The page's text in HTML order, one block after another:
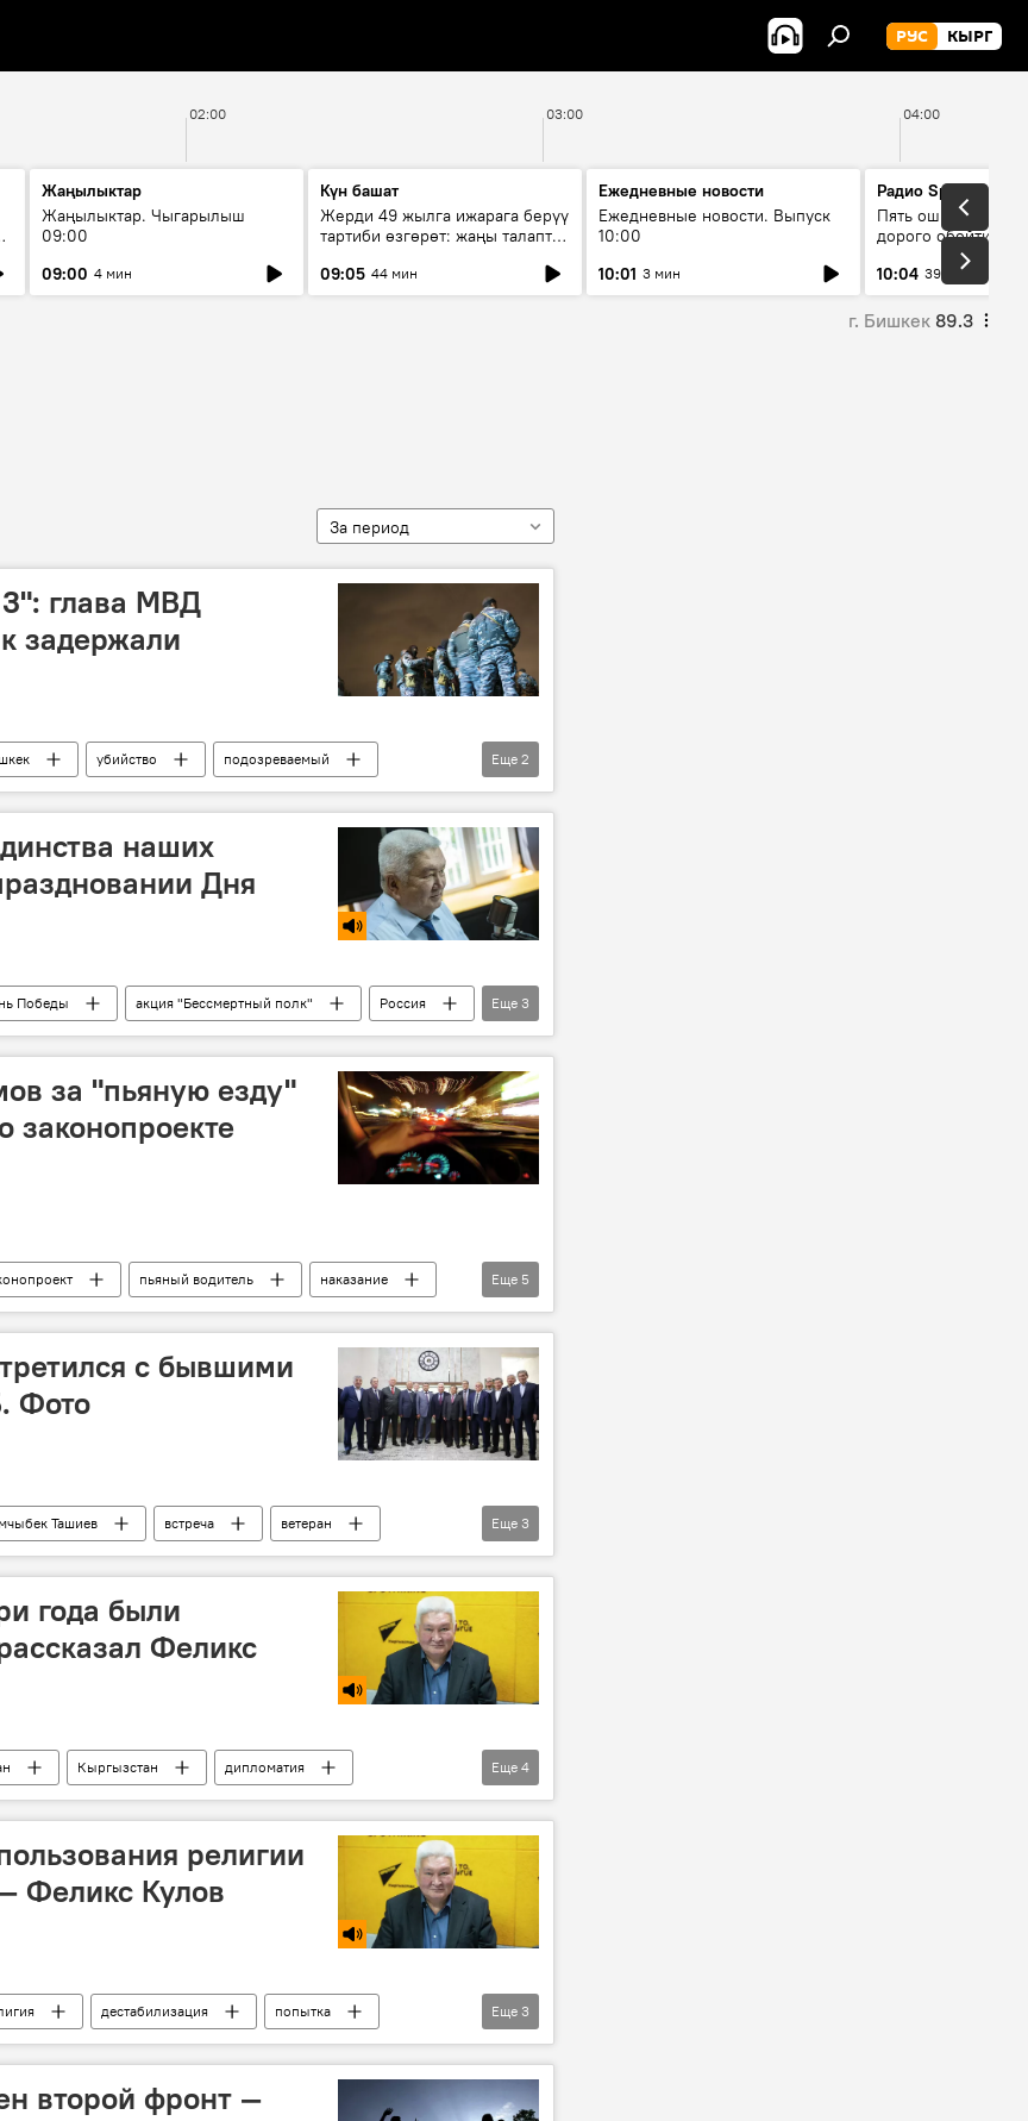
РУС КЫРГ
02:00 03:00 04:00
Жаңылыктар
Жаңылыктар. Чыгарылыш
09:00
09:00 4 мин
Күн башат
Жерди 49 жылга ижарага берүү
тартиби өзгөрөт: жаңы талаптар
09:05 44 мин
Ежедневные новости
Ежедневные новости. Выпуск
10:00
10:01 3 мин
Радио Sputnik
Пять ошибок
дорого обойтись
10:04 39 мин
г. Бишкек 89.3
За период
глава МВД
задержали
убийство
подозреваемый
Еще 2
наших
Дня
Победы акция "Бессмертный полк"
Россия
Кыргызстан
Еще 3
за "пьяную езду"
законопроекте
пьяный водитель
наказание
Болот Ибрагимов ПДД ГУОБДД
Еще 5
с бывшими
Фото
Ташиев встреча
ветеран
Шамиль Атаханов фото
Еще 3
года были
Феликс
Кыргызстан
дипломатия
Россия Китай
Еще 4
религии
Феликс Кулов
дестабилизация
попытка
Кыргызстан
Еще 3
второй фронт —